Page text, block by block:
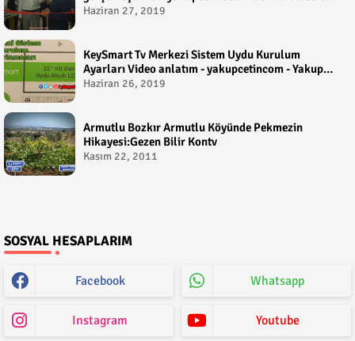
Haziran 27, 2019
KeySmart Tv Merkezi Sistem Uydu Kurulum
Ayarları Video anlatım - yakupcetincom - Yakup
Çetin
Haziran 26, 2019
Armutlu Bozkır Armutlu Köyünde Pekmezin
Hikayesi:Gezen Bilir Kontv
Kasım 22, 2011
SOSYAL HESAPLARIM
Facebook Whatsapp
Instagram Youtube